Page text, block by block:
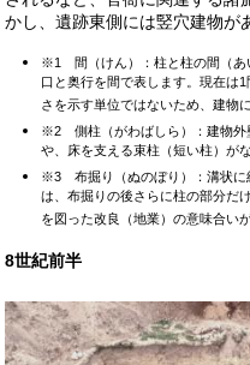
かし、遺跡東側には竪穴建物が
※1 間（けん）：柱と柱の間（あ
口と奥行を間で表します。現在は
さを示す単位ではないため、建物
※2 側柱（がわばしら）：建物外
や、床を支える束柱（短い柱）が
※3 布掘り（ぬのぼり）：溝状に
は、布掘りの後さらに柱の部分だ
を図った改良（地業）の意味合い
8世紀前半